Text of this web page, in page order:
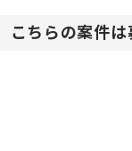
こちらの案件